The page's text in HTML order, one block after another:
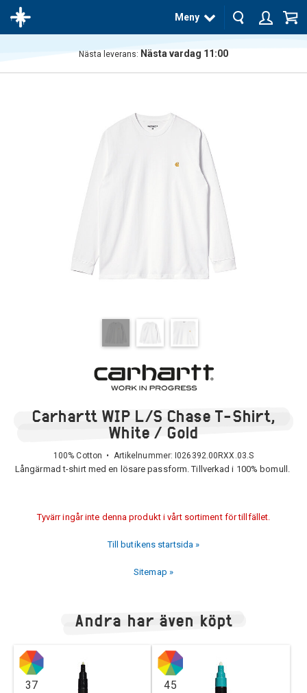
Meny
Nästa leverans: Nästa vardag 11:00
Carhartt WIP L/S Chase T-Shirt,
White / Gold
100% Cotton • Artikelnummer: I026392.00RXX.03.S
Långärmad t-shirt med en lösare passform. Tillverkad i 100% bomull.
Tyvärr ingår inte denna produkt i vårt sortiment för tillfället.
Till butikens startsida »
Sitemap »
Andra har även köpt
37 45